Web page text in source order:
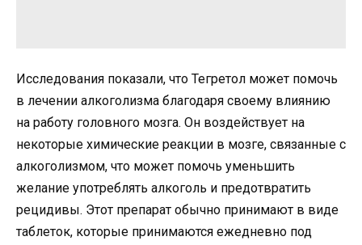
Исследования показали, что Тегретол может помочь
в лечении алкоголизма благодаря своему влиянию
на работу головного мозга. Он воздействует на
некоторые химические реакции в мозге, связанные с
алкоголизмом, что может помочь уменьшить
желание употреблять алкоголь и предотвратить
рецидивы. Этот препарат обычно принимают в виде
таблеток, которые принимаются ежедневно под